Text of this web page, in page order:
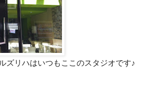
ズリハはいつもここのスタジオです♪